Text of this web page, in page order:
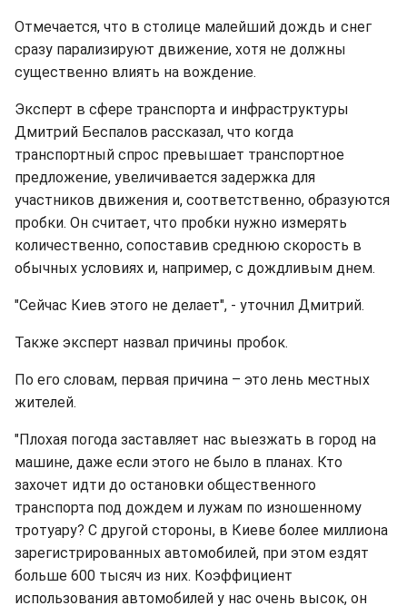
Отмечается, что в столице малейший дождь и снег
сразу парализируют движение, хотя не должны
существенно влиять на вождение.
Эксперт в сфере транспорта и инфраструктуры
Дмитрий Беспалов рассказал, что когда
транспортный спрос превышает транспортное
предложение, увеличивается задержка для
участников движения и, соответственно, образуются
пробки. Он считает, что пробки нужно измерять
количественно, сопоставив среднюю скорость в
обычных условиях и, например, с дождливым днем.
"Сейчас Киев этого не делает", - уточнил Дмитрий.
Также эксперт назвал причины пробок.
По его словам, первая причина – это лень местных
жителей.
"Плохая погода заставляет нас выезжать в город на
машине, даже если этого не было в планах. Кто
захочет идти до остановки общественного
транспорта ​​под дождем и лужам по изношенному
тротуару? С другой стороны, в Киеве более миллиона
зарегистрированных автомобилей, при этом ездят
больше 600 тысяч из них. Коэффициент
использования автомобилей у нас очень высок, он